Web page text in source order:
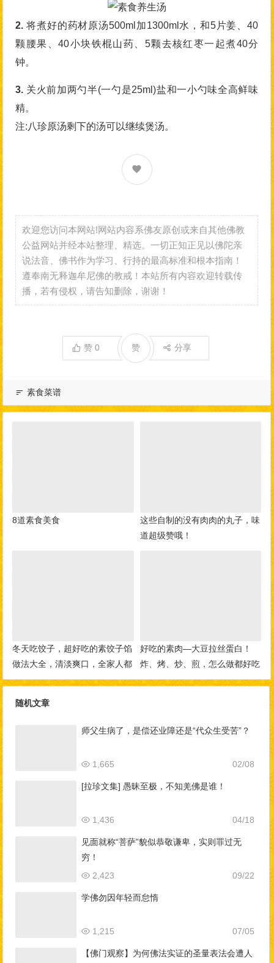
2.将煮好的药材原汤500ml加1300ml水，和5片姜、40
颗腰果、40小块铁棍山药、5颗去核红枣一起煮40分
钟。
3. 关火前加两勺半(一勺是25ml)盐和一小勺味全高鲜味
精。
注:八珍原汤剩下的汤可以继续煲汤。
欢迎您访问本网站!网站内容系佛友原创或来自其他佛教
公益网站并经本站整理、精选。一切正知正见以佛陀亲
说法音、佛书作为学习、行持的最高标准和根本指南！
遵奉南无释迦牟尼佛的教戒！本站所有内容欢迎转载传
播，若有侵权，请告知删除，谢谢！
赞0 分享
赞
素食菜谱
8道素食美食
这些自制的没有肉肉的丸子，味
道超级赞哦！
冬天吃饺子，超好吃的素饺子馅
做法大全，清淡爽口，全家人都
爱吃！
好吃的素肉—大豆拉丝蛋白！
炸、烤、炒、煎，怎么做都好吃
随机文章
师父生病了，是偿还业障还是“代众生受苦”？
02/08
1,665
[拉珍文集] 愚昧至极，不知羌佛是谁！
04/18
1,436
见面就称“菩萨”貌似恭敬谦卑，实则罪过无
穷！
09/22
2,423
学佛勿因年轻而怠惰
07/05
1,215
【佛门观察】为何佛法实证的圣量表法会遭人